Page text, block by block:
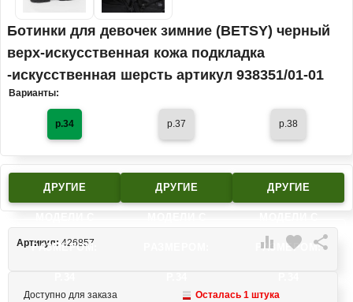
Ботинки для девочек зимние (BETSY) черный
верх-искусственная кожа подкладка
-искусственная шерсть артикул 938351/01-01
Варианты:
р.34 р.37 р.38
ДРУГИЕ
РАЗМЕРОМ:
ДРУГИЕ ДРУГИЕ
РАЗМЕРОМ:
 favorite 
Артикул: 426857
Доступно для заказа
Осталась 1 штука